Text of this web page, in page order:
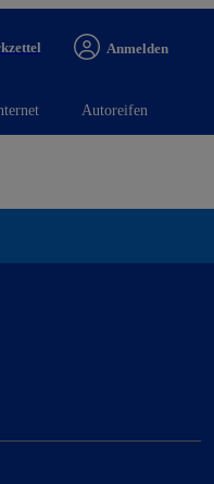
Anmelden
Autoreifen